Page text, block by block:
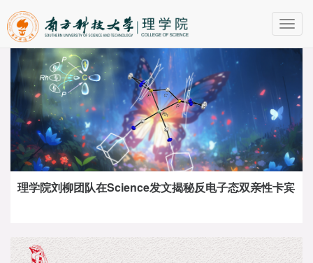
理学院刘柳团队在Science发文揭秘反电子态双亲性卡宾